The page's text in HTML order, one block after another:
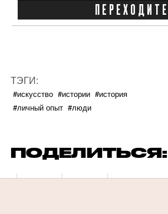
ПЕРЕХОДИТЕ
ТЭГИ:
#искусство #истории #история
#личный опыт #люди
ПОДЕЛИТЬСЯ: